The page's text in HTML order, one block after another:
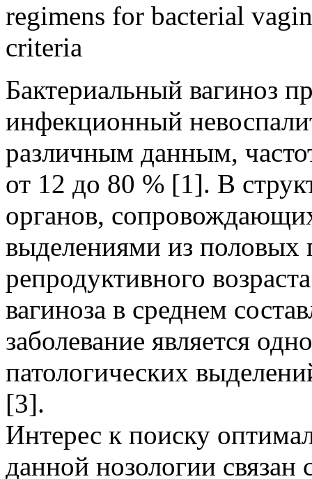
regimens for bacterial
criteria
Бактериальный вагиноз
инфекционный
различным данным,
от 12 до 80 % [1]. В
органов,
выделениями из
репродуктивного
вагиноза в среднем
заболевание является
патологических
[3].
Интерес к поиску
данной нозологии